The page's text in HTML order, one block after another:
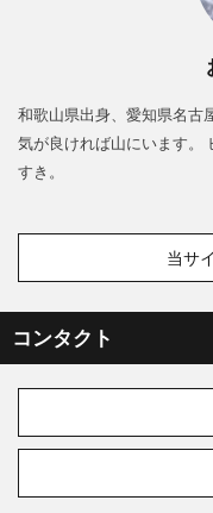
和歌山県出身、愛知県名古
気が良ければ山にいます。
すき。
当サ
コンタクト